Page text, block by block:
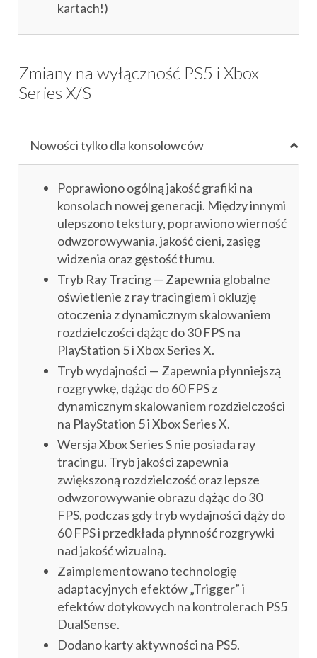
kartach!)
Zmiany na wyłączność PS5 i Xbox
Series X/S
Nowości tylko dla konsolowców
Poprawiono ogólną jakość grafiki na
konsolach nowej generacji. Między innymi
ulepszono tekstury, poprawiono wierność
odwzorowywania, jakość cieni, zasięg
widzenia oraz gęstość tłumu.
Tryb Ray Tracing — Zapewnia globalne
oświetlenie z ray tracingiem i okluzję
otoczenia z dynamicznym skalowaniem
rozdzielczości dążąc do 30 FPS na
PlayStation 5 i Xbox Series X.
Tryb wydajności — Zapewnia płynniejszą
rozgrywkę, dążąc do 60 FPS z
dynamicznym skalowaniem rozdzielczości
na PlayStation 5 i Xbox Series X.
Wersja Xbox Series S nie posiada ray
tracingu. Tryb jakości zapewnia
zwiększoną rozdzielczość oraz lepsze
odwzorowywanie obrazu dążąc do 30
FPS, podczas gdy tryb wydajności dąży do
60 FPS i przedkłada płynność rozgrywki
nad jakość wizualną.
Zaimplementowano technologię
adaptacyjnych efektów „Trigger” i
efektów dotykowych na kontrolerach PS5
DualSense.
Dodano karty aktywności na PS5.